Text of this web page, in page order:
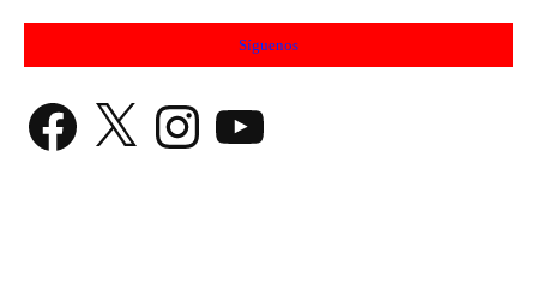
Síguenos
Facebook X Instagram